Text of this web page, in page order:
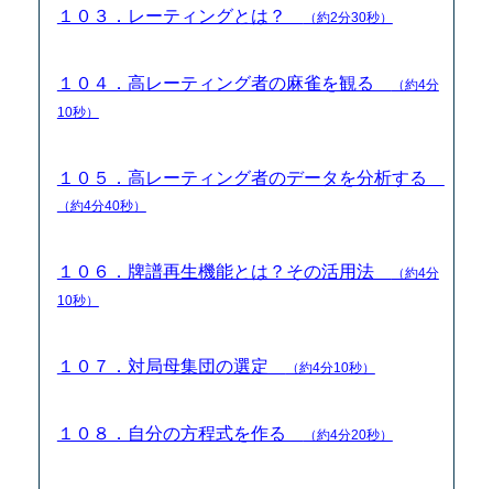
１０３．レーティングとは？ （約2分30秒）
１０４．高レーティング者の麻雀を観る
（約4分
10秒）
１０５．高レーティング者のデータを分析する
（約4分40秒）
１０６．牌譜再生機能とは？その活用法
（約4分
10秒）
１０７．対局母集団の選定 （約4分10秒）
１０８．自分の方程式を作る （約4分20秒）